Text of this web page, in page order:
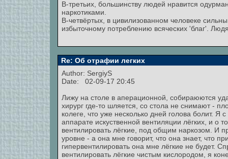
В-третьих, большинству людей нравится
наркотиками.
В-четвёртых, в цивилизованном человеке
избыточному потреблению всяческих 'благ'.
Re: Об отрафии легких
Author: SergiyS
Date: 02-09-17 20:45
Лижу на столе в аперационной, собираюются
хирург где-то шляется, со стола не снимают -
колеге, что уже несколько дней голова болит.
аппарате искуственной вентиляции лёгких, и о
вентилировать лёгкие, под общим наркозом. И
уровне - а она мне говорит, что она знает, что
гипервентилировать она мне лёгкие не будет.
вентилировать лёгкие чистым кислородом, я